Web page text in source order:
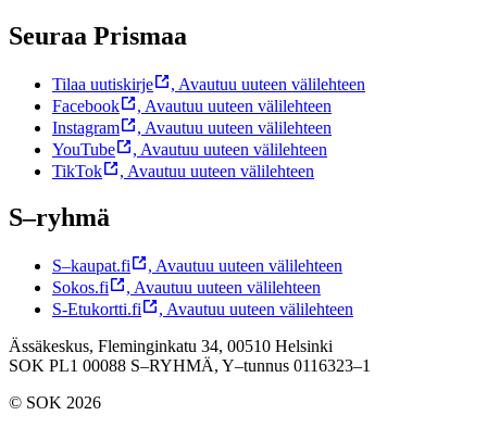
Seuraa Prismaa
Tilaa uutiskirje , Avautuu uuteen välilehteen
Facebook
, Avautuu uuteen välilehteen
Instagram
, Avautuu uuteen välilehteen
YouTube
, Avautuu uuteen välilehteen
TikTok
, Avautuu uuteen välilehteen
S–ryhmä
S–kaupat.fi , Avautuu uuteen välilehteen
Sokos.fi
, Avautuu uuteen välilehteen
S-Etukortti.fi
, Avautuu uuteen välilehteen
Ässäkeskus, Fleminginkatu 34, 00510 Helsinki
SOK PL1 00088 S–RYHMÄ, Y–tunnus 0116323–1
© SOK 2026